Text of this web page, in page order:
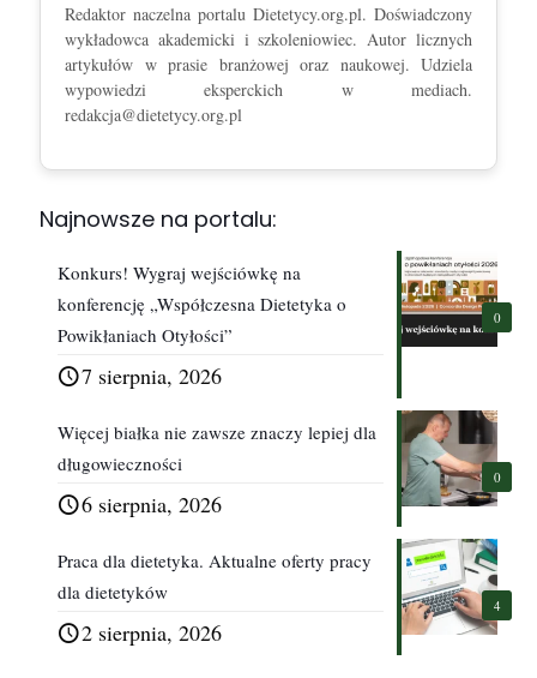
Redaktor naczelna portalu Dietetycy.org.pl. Doświadczony
wykładowca akademicki i szkoleniowiec. Autor licznych
artykułów w prasie branżowej oraz naukowej. Udziela
wypowiedzi eksperckich w mediach.
redakcja@dietetycy.org.pl
Najnowsze na portalu:
0
Konkurs! Wygraj wejściówkę na
konferencję „Współczesna Dietetyka o
Powikłaniach Otyłości”
7 sierpnia, 2026
0
Więcej białka nie zawsze znaczy lepiej dla
długowieczności
6 sierpnia, 2026
4
Praca dla dietetyka. Aktualne oferty pracy
dla dietetyków
2 sierpnia, 2026